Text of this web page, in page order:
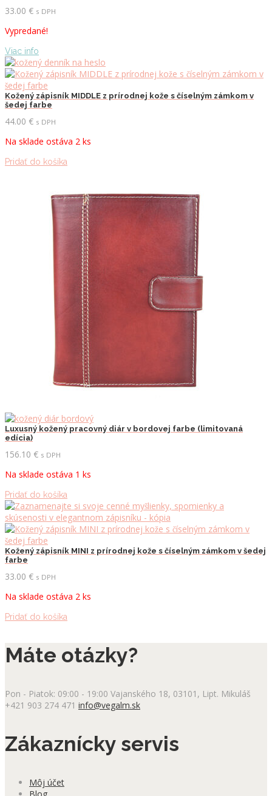
33.00 € s DPH
Vypredané!
Viac info
Kožený zápisník MIDDLE z prírodnej kože s číselným zámkom v
šedej farbe
44.00 € s DPH
Na sklade ostáva 2 ks
Pridať do košíka
Luxusný kožený pracovný diár v bordovej farbe (limitovaná
edícia)
156.10 € s DPH
Na sklade ostáva 1 ks
Pridať do košíka
Kožený zápisník MINI z prírodnej kože s číselným zámkom v šedej
farbe
33.00 € s DPH
Na sklade ostáva 2 ks
Pridať do košíka
Máte otázky?
Pon - Piatok: 09:00 - 19:00 Vajanského 18, 03101, Lipt. Mikuláš
+421 903 274 471 info@vegalm.sk
Zákaznícky servis
Môj účet